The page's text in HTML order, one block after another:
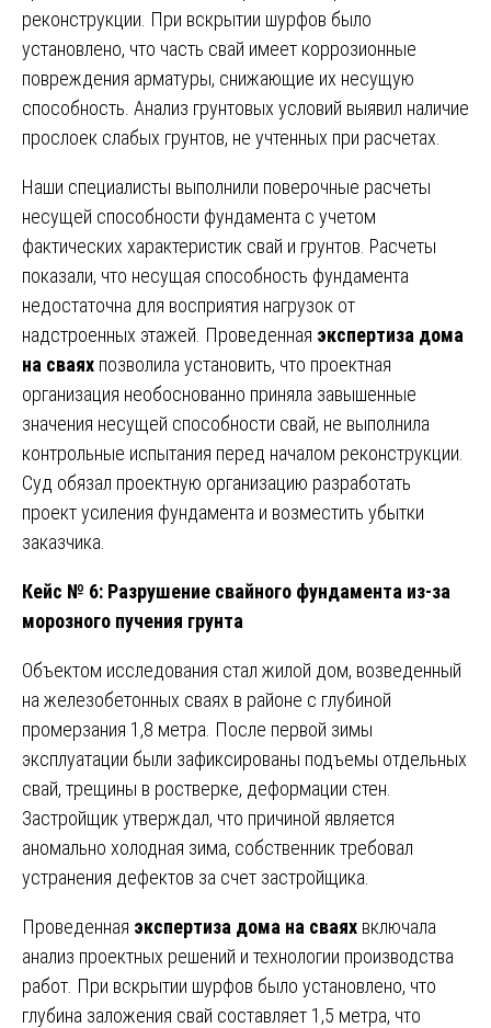
реконструкции. При вскрытии шурфов было
установлено, что часть свай имеет коррозионные
повреждения арматуры, снижающие их несущую
способность. Анализ грунтовых условий выявил наличие
прослоек слабых грунтов, не учтенных при расчетах.
Наши специалисты выполнили поверочные расчеты
несущей способности фундамента с учетом
фактических характеристик свай и грунтов. Расчеты
показали, что несущая способность фундамента
недостаточна для восприятия нагрузок от
надстроенных этажей. Проведенная экспертиза дома
на сваях позволила установить, что проектная
организация необоснованно приняла завышенные
значения несущей способности свай, не выполнила
контрольные испытания перед началом реконструкции.
Суд обязал проектную организацию разработать
проект усиления фундамента и возместить убытки
заказчика.
Кейс № 6: Разрушение свайного фундамента из-за
морозного пучения грунта
Объектом исследования стал жилой дом, возведенный
на железобетонных сваях в районе с глубиной
промерзания 1,8 метра. После первой зимы
эксплуатации были зафиксированы подъемы отдельных
свай, трещины в ростверке, деформации стен.
Застройщик утверждал, что причиной является
аномально холодная зима, собственник требовал
устранения дефектов за счет застройщика.
Проведенная экспертиза дома на сваях включала
анализ проектных решений и технологии производства
работ. При вскрытии шурфов было установлено, что
глубина заложения свай составляет 1,5 метра, что